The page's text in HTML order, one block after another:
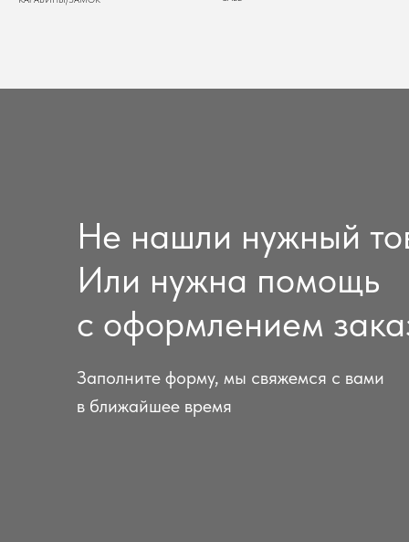
Не нашли нужный
Или нужна помощь
с оформлением
Заполните форму, мы свяжемся с вами
в ближайшее время